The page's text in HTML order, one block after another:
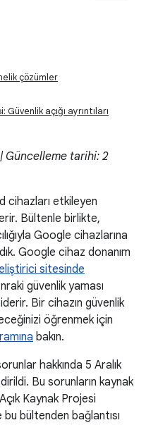
çözümler
açığı ayrıntıları
Güncelleme tarihi: 2
cihazları etkileyen
Bültenle birlikte,
Google cihazlarına
Google cihaz donanım
sitesinde
güvenlik yaması
Bir cihazın güvenlik
öğrenmek için
bakın.
hakkında 5 Aralık
Bu sorunların kaynak
Kaynak Projesi
bu bültenden bağlantısı